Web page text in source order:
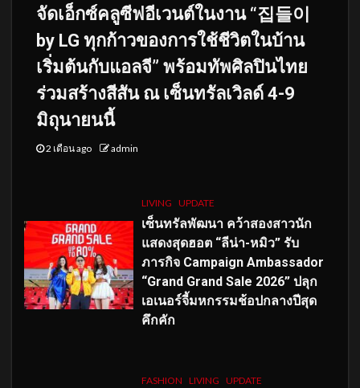
จัดเอ็กซ์คลูซีฟอีเวนต์ในงาน “집들이
by LG ทุกก้าวของการใช้ชีวิตในบ้าน
เริ่มต้นกับแอลจี” พร้อมทัพศิลปินไทย
ร่วมสร้างสีสัน ณ เซ็นทรัลเวิลด์ 4-9
มิถุนายนนี้
2 เดือน ago admin
LIVING UPDATE
เซ็นทรัลพัฒนา คว้าสองสาวนัก
แสดงสุดฮอต “ลีน่า-หมิว” รับ
ภารกิจ Campaign Ambassador
“Grand Grand Sale 2026” ปลุก
เอเนอร์จี้มหกรรมช้อปกลางปีสุด
คึกคัก
FASHION LIVING UPDATE